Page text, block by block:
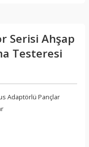
Serisi Ahşap
Testeresi
Adaptörlü Pançlar